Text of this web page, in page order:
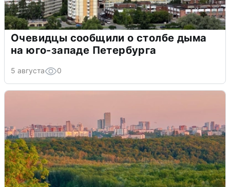
Очевидцы сообщили о столбе дыма
на юго-западе Петербурга
5 августа 0